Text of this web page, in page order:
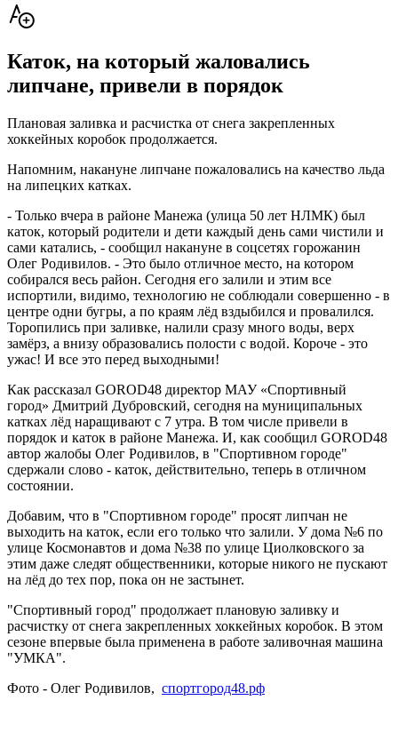
Каток, на который жаловались
липчане, привели в порядок
Плановая заливка и расчистка от снега закрепленных
хоккейных коробок продолжается.
Напомним, накануне липчане пожаловались на качество льда
на липецких катках.
- Только вчера в районе Манежа (улица 50 лет НЛМК) был
каток, который родители и дети каждый день сами чистили и
сами катались, - сообщил накануне в соцсетях горожанин
Олег Родивилов. - Это было отличное место, на котором
собирался весь район. Сегодня его залили и этим все
испортили, видимо, технологию не соблюдали совершенно - в
центре одни бугры, а по краям лёд вздыбился и провалился.
Торопились при заливке, налили сразу много воды, верх
замёрз, а внизу образовались полости с водой. Короче - это
ужас! И все это перед выходными!
Как рассказал GOROD48 директор МАУ «Спортивный
город» Дмитрий Дубровский, сегодня на муниципальных
катках лёд наращивают с 7 утра. В том числе привели в
порядок и каток в районе Манежа. И, как сообщил GOROD48
автор жалобы Олег Родивилов, в "Спортивном городе"
сдержали слово - каток, действительно, теперь в отличном
состоянии.
Добавим, что в "Спортивном городе" просят липчан не
выходить на каток, если его только что залили. У дома №6 по
улице Космонавтов и дома №38 по улице Циолковского за
этим даже следят общественники, которые никого не пускают
на лёд до тех пор, пока он не застынет.
"Спортивный город" продолжает плановую заливку и
расчистку от снега закрепленных хоккейных коробок. В этом
сезоне впервые была применена в работе заливочная машина
"УМКА".
Фото - Олег Родивилов, спортгород48.рф